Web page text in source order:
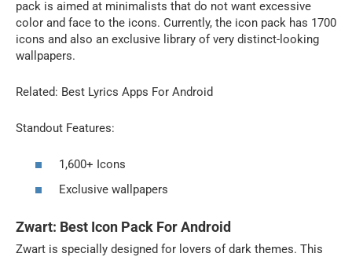
pack is aimed at minimalists that do not want excessive
color and face to the icons. Currently, the icon pack has 1700
icons and also an exclusive library of very distinct-looking
wallpapers.
Related: Best Lyrics Apps For Android
Standout Features:
1,600+ Icons
Exclusive wallpapers
Zwart: Best Icon Pack For Android
Zwart is specially designed for lovers of dark themes. This